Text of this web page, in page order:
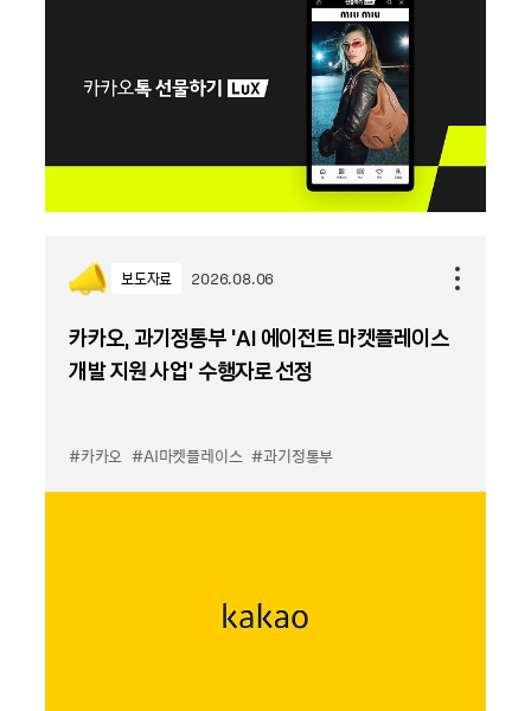
보도자료 2026.08.06
카카오, 과기정통부 ‘AI 에이전트 마켓플레이스
개발 지원 사업’ 수행자로 선정
#카카오 #AI마켓플레이스 #과기정통부